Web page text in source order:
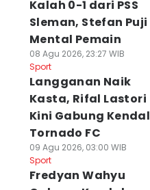
Kalah 0-1 dari PSS
Sleman, Stefan Puji
Mental Pemain
08 Agu 2026, 23:27 WIB
Sport
Langganan Naik
Kasta, Rifal Lastori
Kini Gabung Kendal
Tornado FC
09 Agu 2026, 03:00 WIB
Sport
Fredyan Wahyu